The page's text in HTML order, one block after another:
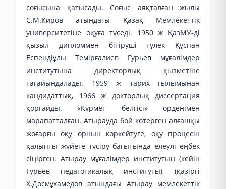
соғысына қатысады. Соғыс аяқталған жылы
С.М.Киров атындағы Қазақ Мемлекеттік
университетіне оқуға түседі. 1950 ж ҚазМУ-ді
қызыл дипломмен бітіруші түлек Құспан
Еспендіұлы Темірғалиев Гурьев мұғалімдер
институтына директорлық қызметіне
тағайындалады. 1959 ж тарих ғылымынан
кандидаттық, 1966 ж докторлық диссертация
қорғайды. «Құрмет белгісі» орденімен
марапатталған. Атырауда бой көтерген алғашқы
жоғарғы оқу орнын көркейтуге, оқу процесін
қалыпты жүйеге түсіру бағытында елеулі еңбек
сіңірген. Атырау мұғалімдер институтын (кейін
Гурьев педагогикалық институты), (қазіргі
Х.Досмұхамедов атындағы Атырау мемлекеттік